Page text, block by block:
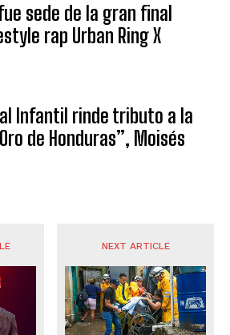
sede de la gran final
rap Urban Ring X
Infantil rinde tributo a la
de Honduras”, Moisés
NEXT ARTICLE